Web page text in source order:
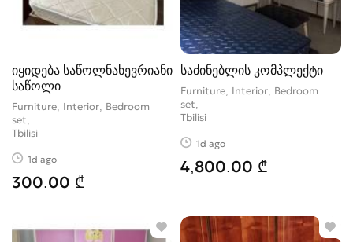
იყიდება საწოლნახევრიანი
საწოლი
Furniture, Interior, Bedroom
set
Tbilisi
1d ago
300.00 ₾
საძინებლის კომპლექტი
Furniture, Interior, Bedroom
set
Tbilisi
1d ago
4,800.00 ₾